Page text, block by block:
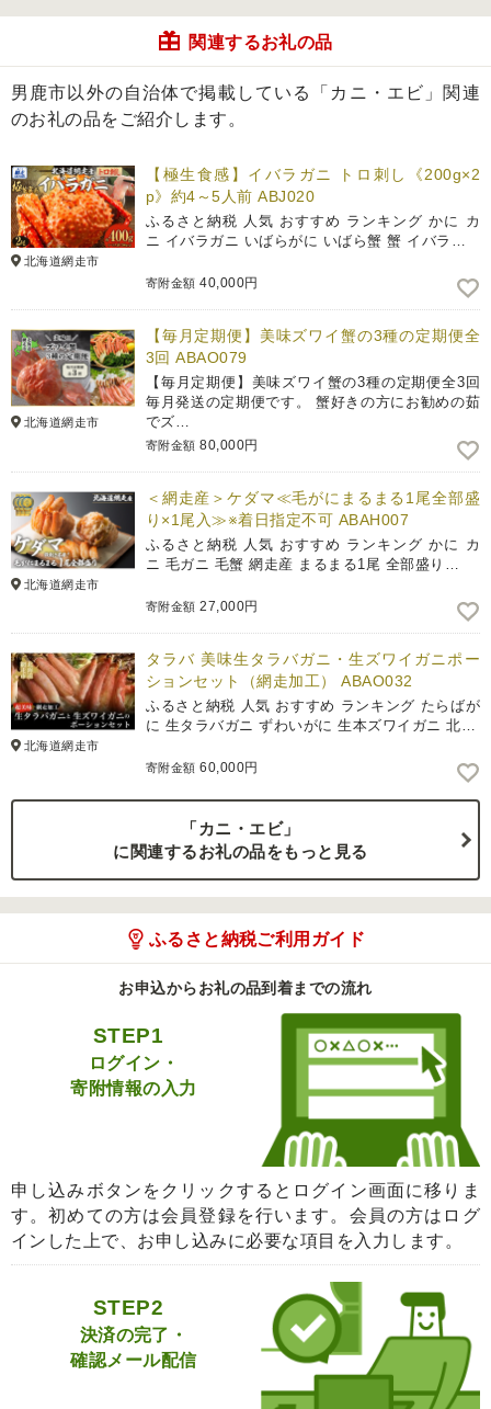
関連するお礼の品
男鹿市以外の自治体で掲載している「カニ・エビ」関連
のお礼の品をご紹介します。
北海道網走市
【極生食感】イバラガニ トロ刺し《200g×2
p》約4～5人前 ABJ020
ふるさと納税 人気 おすすめ ランキング かに カ
ニ イバラガニ いばらがに いばら蟹 蟹 イバラ…
寄附金額 40,000円
北海道網走市
【毎月定期便】美味ズワイ蟹の3種の定期便全
3回 ABAO079
【毎月定期便】美味ズワイ蟹の3種の定期便全3回
毎月発送の定期便です。 蟹好きの方にお勧めの茹
でズ…
寄附金額 80,000円
北海道網走市
＜網走産＞ケダマ≪毛がにまるまる1尾全部盛
り×1尾入≫※着日指定不可 ABAH007
ふるさと納税 人気 おすすめ ランキング かに カ
ニ 毛ガニ 毛蟹 網走産 まるまる1尾 全部盛り…
寄附金額 27,000円
北海道網走市
タラバ 美味生タラバガニ・生ズワイガニポー
ションセット（網走加工） ABAO032
ふるさと納税 人気 おすすめ ランキング たらばが
に 生タラバガニ ずわいがに 生本ズワイガニ 北…
寄附金額 60,000円
「カニ・エビ」
に関連するお礼の品をもっと見る
ふるさと納税ご利用ガイド
お申込からお礼の品到着までの流れ
STEP1
ログイン・
寄附情報の入力
申し込みボタンをクリックするとログイン画面に移りま
す。初めての方は会員登録を行います。会員の方はログ
インした上で、お申し込みに必要な項目を入力します。
STEP2
決済の完了・
確認メール配信